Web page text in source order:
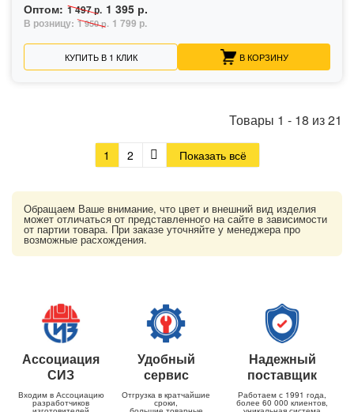
Оптом: 1 497 р. 1 395 р.
В розницу: 1 950 р. 1 799 р.
КУПИТЬ В 1 КЛИК В КОРЗИНУ
Товары 1 - 18 из21
1 2 Показать всё
Обращаем Ваше внимание, что цвет и внешний вид изделия
может отличаться от представленного на сайте в зависимости
от партии товара. При заказе уточняйте у менеджера про
возможные расхождения.
Ассоциация
СИЗ
Входим в Ассоциацию
разработчиков
Удобный
сервис
Отгрузка в кратчайшие
сроки,
Надежный
поставщик
Работаем с 1991 года,
более 60 000 клиентов,